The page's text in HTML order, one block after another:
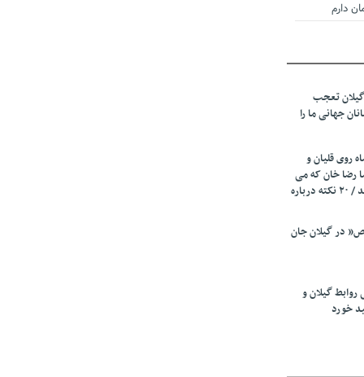
دارم
حمایتی
مشخص شد
از مراجع رسمی
ایران و
کشاورزان
تعجب
جهانی ما را
روی قلیان و
رضا خان که می
رفت همه شاد بودند / ۲۰ نکته درباره
در گیلان جان
روابط گیلان و
خورد